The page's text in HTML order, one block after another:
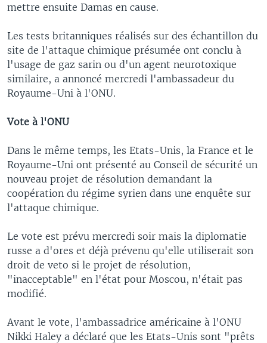
mettre ensuite Damas en cause.
Les tests britanniques réalisés sur des échantillon du
site de l'attaque chimique présumée ont conclu à
l'usage de gaz sarin ou d'un agent neurotoxique
similaire, a annoncé mercredi l'ambassadeur du
Royaume-Uni à l'ONU.
Vote à l'ONU
Dans le même temps, les Etats-Unis, la France et le
Royaume-Uni ont présenté au Conseil de sécurité un
nouveau projet de résolution demandant la
coopération du régime syrien dans une enquête sur
l'attaque chimique.
Le vote est prévu mercredi soir mais la diplomatie
russe a d'ores et déjà prévenu qu'elle utiliserait son
droit de veto si le projet de résolution,
"inacceptable" en l'état pour Moscou, n'était pas
modifié.
Avant le vote, l'ambassadrice américaine à l'ONU
Nikki Haley a déclaré que les Etats-Unis sont "prêts